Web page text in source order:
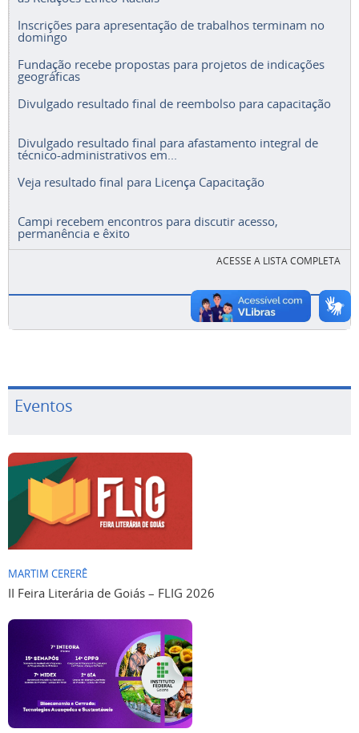
Inscrições para apresentação de trabalhos terminam no
domingo
Fundação recebe propostas para projetos de indicações
geográficas
Divulgado resultado final de reembolso para capacitação
Divulgado resultado final para afastamento integral de
técnico-administrativos em...
Veja resultado final para Licença Capacitação
Campi recebem encontros para discutir acesso,
permanência e êxito
ACESSE A LISTA COMPLETA
Eventos
MARTIM CERERÊ
II Feira Literária de Goiás – FLIG 2026